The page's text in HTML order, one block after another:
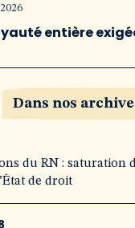
entière
Dans nos
du RN : saturation
de droit